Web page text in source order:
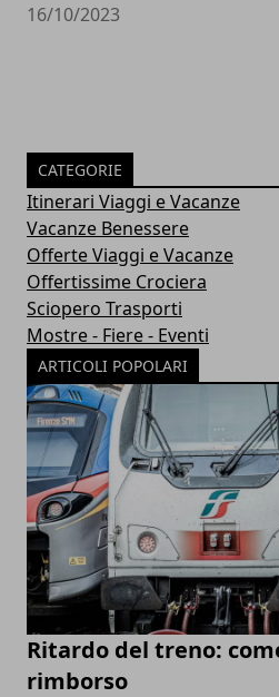
16/10/2023
CATEGORIE
Itinerari Viaggi e Vacanze
Vacanze Benessere
Offerte Viaggi e Vacanze
Offertissime Crociera
Sciopero Trasporti
Mostre - Fiere - Eventi
ARTICOLI POPOLARI
Ritardo del treno:
rimborso